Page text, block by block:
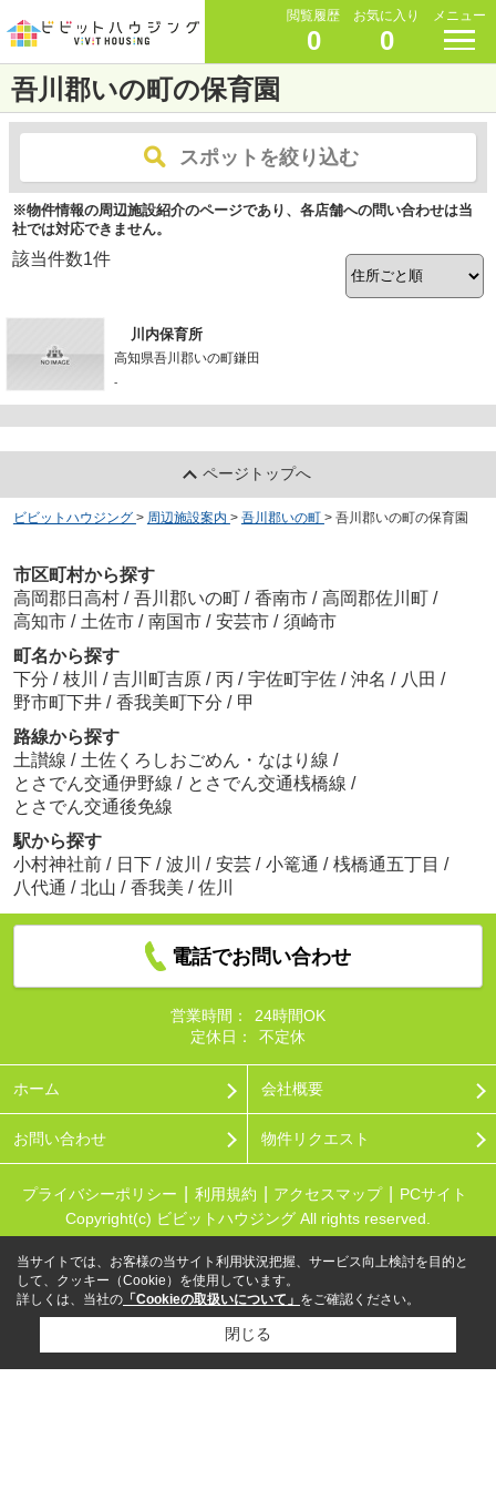
閲覧履歴
0
お気に入り
0
メニュー
吾川郡いの町の保育園
スポットを絞り込む
※物件情報の周辺施設紹介のページであり、各店舗への問い合わせは当
社では対応できません。
該当件数1件
川内保育所
高知県吾川郡いの町鎌田
-
ページトップへ
ビビットハウジング > 周辺施設案内 > 吾川郡いの町 > 吾川郡いの町の保育園
市区町村から探す
高岡郡日高村 / 吾川郡いの町 / 香南市 / 高岡郡佐川町 /
高知市 / 土佐市 / 南国市 / 安芸市 / 須崎市
町名から探す
下分 / 枝川 / 吉川町吉原 / 丙 / 宇佐町宇佐 / 沖名 / 八田 /
野市町下井 / 香我美町下分 / 甲
路線から探す
土讃線 / 土佐くろしおごめん・なはり線 /
とさでん交通伊野線 / とさでん交通桟橋線 /
とさでん交通後免線
駅から探す
小村神社前 / 日下 / 波川 / 安芸 / 小篭通 / 桟橋通五丁目 /
八代通 / 北山 / 香我美 / 佐川
電話でお問い合わせ
営業時間：
24時間OK
定休日：
不定休
ホーム 会社概要
お問い合わせ 物件リクエスト
プライバシーポリシー 利用規約 アクセスマップ
PCサイト
Copyright(c) ビビットハウジング All rights reserved.
当サイトでは、お客様の当サイト利用状況把握、サービス向上検討を目的と
して、クッキー（Cookie）を使用しています。
詳しくは、当社の 「Cookieの取扱いについて」 をご確認ください。
閉じる